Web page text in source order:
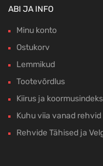
ABI JA INFO
Minu konto
Ostukorv
Lemmikud
Tootevõrdlus
Kiirus ja
Kuhu viia vanad rehvid
Rehvide Tähised ja